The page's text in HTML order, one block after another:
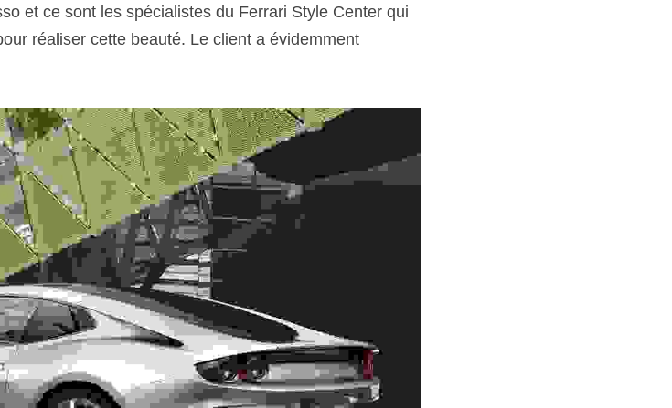
et ce sont les spécialistes du Ferrari Style Center qui
réaliser cette beauté. Le client a évidemment